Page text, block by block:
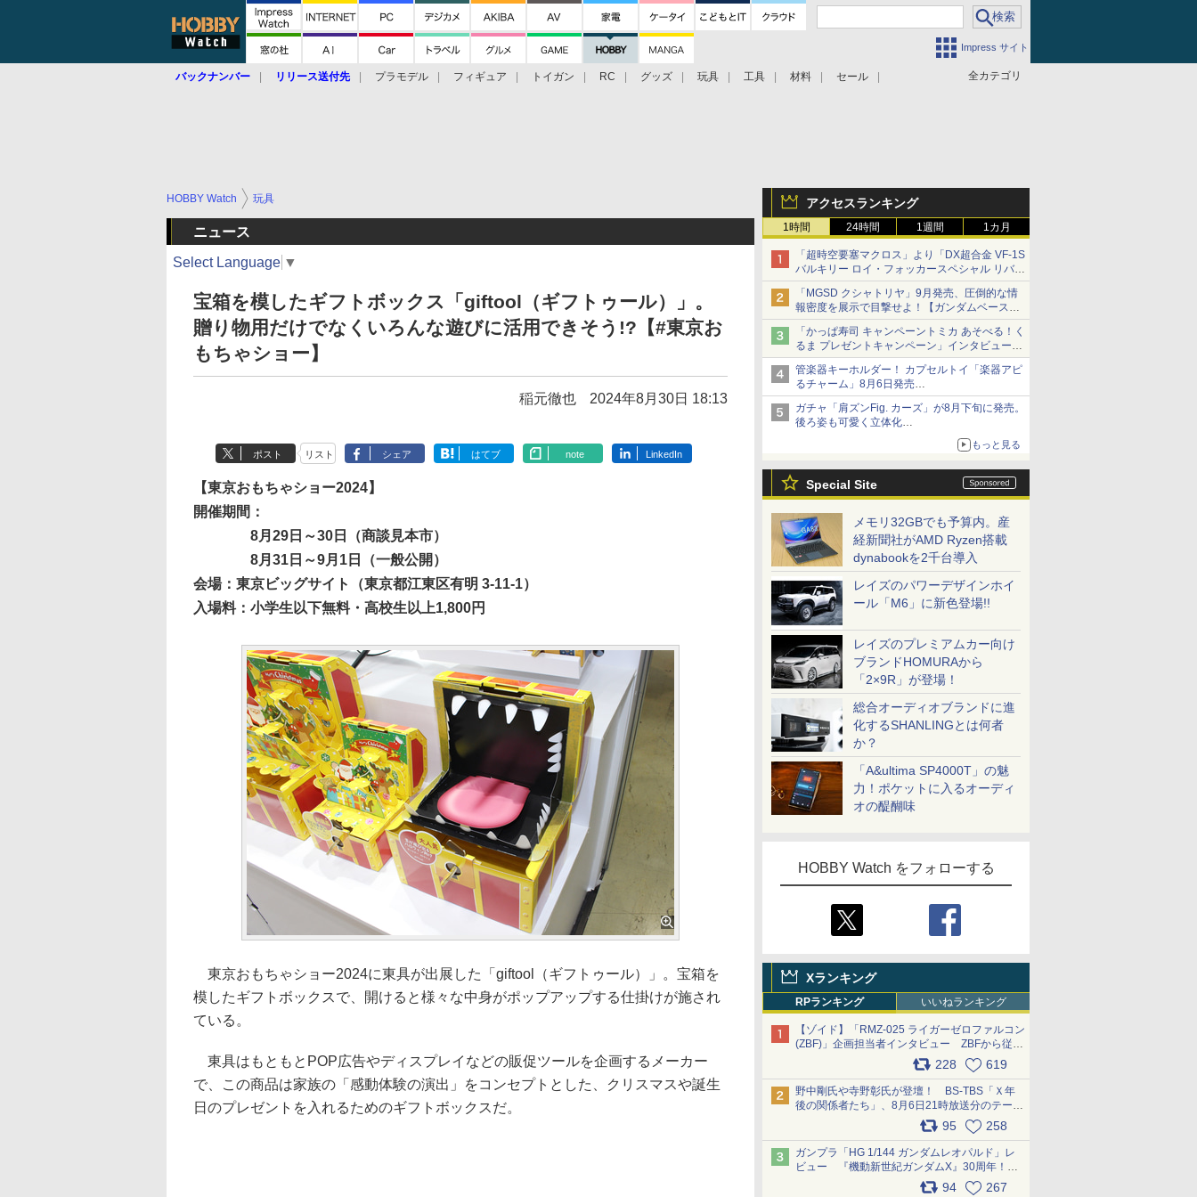
Impress サイト
全カテゴリ
バックナンバー リリース送付先 プラモデル フィギュア トイガン RC グッズ 玩具 工具 材料 セール
アクセスランキング
1時間 24時間 1週間 1カ月
「超時空要塞マクロス」より「DX超合金 VF-1S
バルキリー ロイ・フォッカースペシャル リバイ
バルVer.」本日発売！
「MGSD クシャトリヤ」9月発売、圧倒的な情
報密度を展示で目撃せよ！【ガンダムベース撮
り下ろし】
「かっぱ寿司 キャンペーントミカ あそべる！く
るま プレゼントキャンペーン」インタビュー
子どもが楽しめるかっぱ寿司ならではの体験と
コラボの楽しさを追求
管楽器キーホルダー！ カプセルトイ「楽器アピ
るチャーム」8月6日発売
チューバ、テナサクなど5種各3色
ガチャ「肩ズンFig. カーズ」が8月下旬に発売。
後ろ姿も可愛く立体化
ライトニング・マックィーンやメーターなど4
もっと見る
Special Site
メモリ32GBでも予算内。産
経新聞社がAMD Ryzen搭載
dynabookを2千台導入
レイズのパワーデザインホイ
ール「M6」に新色登場!!
レイズのプレミアムカー向け
ブランドHOMURAから
「2×9R」が登場！
総合オーディオブランドに進
化するSHANLINGとは何者
か？
「A&ultima SP4000T」の魅
力！ポケットに入るオーディ
オの醍醐味
HOBBY Watch をフォローする
Xランキング
RPランキング いいねランキング
【ゾイド】「RMZ-025 ライガーゼロファルコン
(ZBF)」企画担当者インタビュー ZBFから従来
デザインまで再現可能なボリューム満点のキッ
ト pic.x.com/6zOqQAQKkX
228 619
野中剛氏や寺野彰氏が登壇！ BS-TBS「Ｘ年
後の関係者たち」、8月6日21時放送分のテーマ
は「超合金」！ pic.x.com/uWyt1uyuFm
95 258
ガンプラ「HG 1/144 ガンダムレオパルド」レ
ビュー 『機動新世紀ガンダムX』30周年！イ
ンナーアームガトリングの変形機構まで再現し
94 267
HOBBY Watch 玩具
ニュース
Select Language ▼
宝箱を模したギフトボックス「giftool（ギフトゥール）」。
贈り物用だけでなくいろんな遊びに活用できそう!?【#東京お
もちゃショー】
稲元徹也 2024年8月30日 18:13
ポスト リスト シェア はてブ note LinkedIn
【東京おもちゃショー2024】
開催期間：
8月29日～30日（商談見本市）
8月31日～9月1日（一般公開）
会場：東京ビッグサイト（東京都江東区有明 3-11-1）
入場料：小学生以下無料・高校生以上1,800円
東京おもちゃショー2024に東具が出展した「giftool（ギフトゥール）」。宝箱を
模したギフトボックスで、開けると様々な中身がポップアップする仕掛けが施され
ている。
東具はもともとPOP広告やディスプレイなどの販促ツールを企画するメーカー
で、この商品は家族の「感動体験の演出」をコンセプトとした、クリスマスや誕生
日のプレゼントを入れるためのギフトボックスだ。